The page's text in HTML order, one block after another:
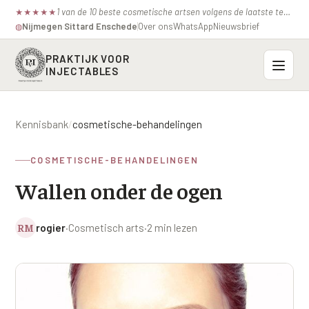
★ ★ ★ ★ ★ 1 van de 10 beste cosmetische artsen volgens de laatste test van de consumentenbond.
◍Nijmegen·Sittard·EnschedeOver onsWhatsAppNieuwsbrief
PRAKTIJK VOOR
INJECTABLES
Voorhoofdsrimpels
Fronsrimpel
Wenkbrauwen
Hangende oogleden
Botox / anti-rimpel
Bocouture
Azzalure
Profielen
Hangende Huid Profiel
Extreme Huidverslapping Profiel
Structuur Verlies Profiel
Prijzen
Contact
Kennisbank/cosmetische-behandelingen
COSMETISCHE-BEHANDELINGEN
Wallen onder de ogen
RM rogier·Cosmetisch arts·2 min lezen